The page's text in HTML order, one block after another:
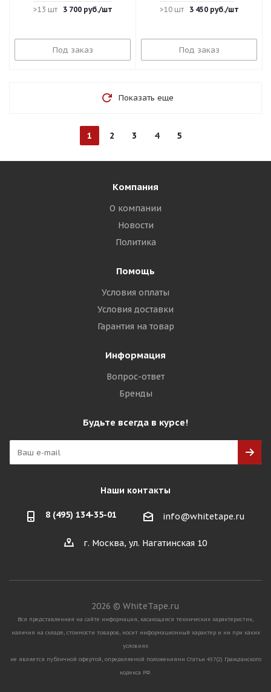
>13 шт
3 700руб./шт
Под заказ
>10 шт
3 450руб./шт
Под заказ
Показать еще
1 2 3 4 5
Компания
О компании
Новости
Политика
Помощь
Условия оплаты
Условия доставки
Гарантия на товар
Информация
Вопрос-ответ
Бренды
Будьте всегда в курсе!
Наши контакты
8 (495) 134-35-01 info@whitetape.ru
г. Москва, ул. Нагатинская 10
2026 © WhiteTape.ru
Вся представленная на сайте информация, касающаяся технических характеристик,
наличия на складе, стоимости товаров, носит информационный характер и ни при каких
условиях
не является публичной офертой, определяемой положениями Статьи 437(2) Гражданского
кодекса РФ.